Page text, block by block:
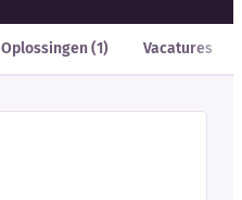
Oplossingen (1) Vacatures